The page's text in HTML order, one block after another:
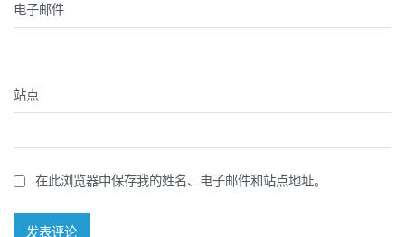
电子邮件
站点
在此浏览器中保存我的姓名、电子邮件和站点地址。